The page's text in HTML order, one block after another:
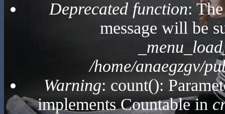
Deprecated function:
message will be
/home/anaegzgv/
Warning: count():
implements Countable in